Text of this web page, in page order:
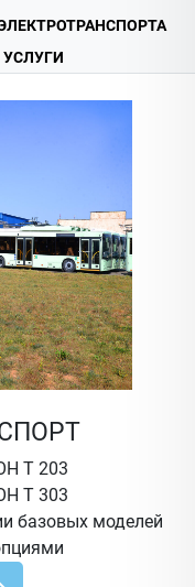
УСЛУГИ
Т 203
Т 303
базовых моделей